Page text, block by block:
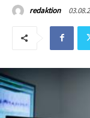
redaktion